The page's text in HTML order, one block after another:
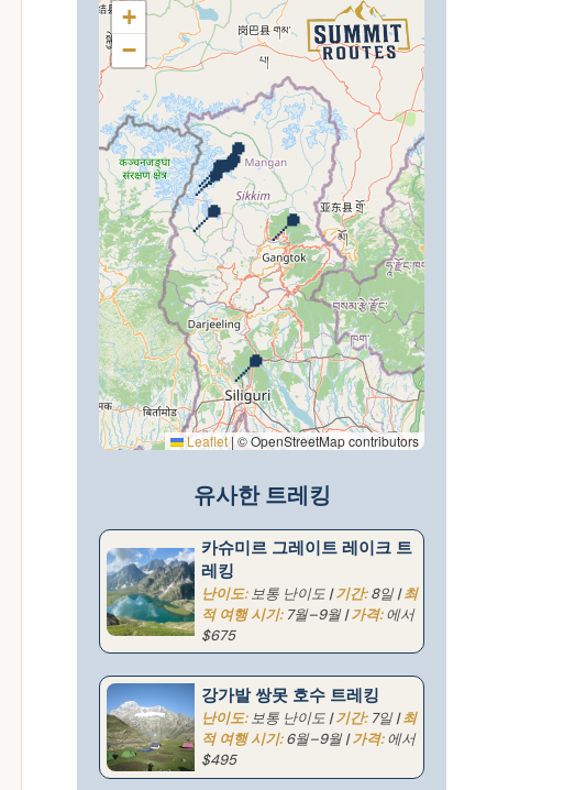
📍
📍
📍
📍
📍
📍
📍
📍
📍
+
−
Leaflet | © OpenStreetMap contributors
유사한 트레킹
카슈미르 그레이트 레이크 트
레킹
난이도:보통 난이도 |기간:8일 |최
적 여행 시기:7월–9월 |가격:에서
$675
강가발 쌍못 호수 트레킹
난이도:보통 난이도 |기간:7일 |최
적 여행 시기:6월–9월 |가격:에서
$495